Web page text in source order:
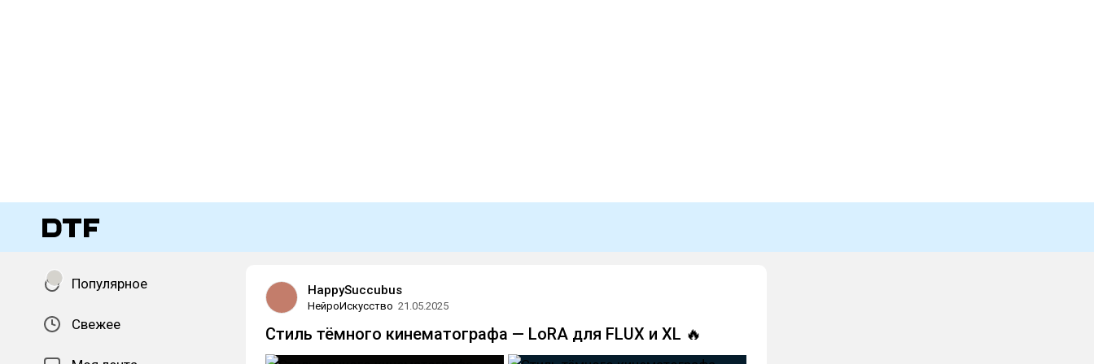
Популярное
Свежее
HappySuccubus
НейроИскусство 21.05.2025
Cтиль тёмного кинематографа — LoRA для FLUX и XL 🔥